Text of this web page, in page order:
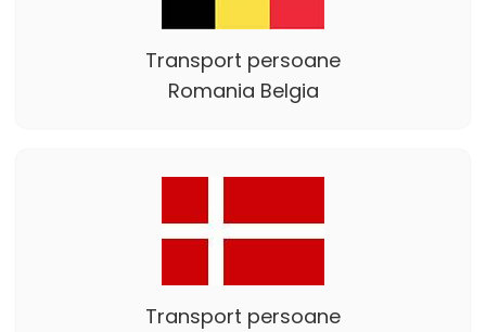
Transport persoane
Romania Belgia
Transport persoane